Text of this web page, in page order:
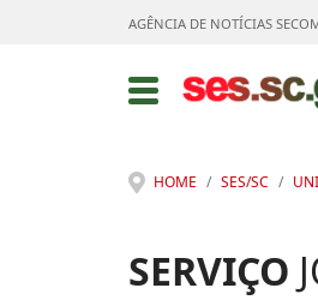
AGÊNCIA DE NOTÍCIAS
HOME SES/SC
SERVIÇO